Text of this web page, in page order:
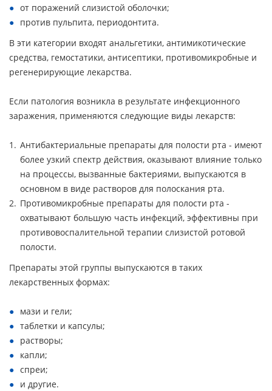
от поражений слизистой оболочки;
против пульпита, периодонтита.
В эти категории входят анальгетики, антимикотические
средства, гемостатики, антисептики, противомикробные и
регенерирующие лекарства.
Если патология возникла в результате инфекционного
заражения, применяются следующие виды лекарств:
Антибактериальные препараты для полости рта - имеют
более узкий спектр действия, оказывают влияние только
на процессы, вызванные бактериями, выпускаются в
основном в виде растворов для полоскания рта.
Противомикробные препараты для полости рта -
охватывают большую часть инфекций, эффективны при
противовоспалительной терапии слизистой ротовой
полости.
Препараты этой группы выпускаются в таких
лекарственных формах:
мази и гели;
таблетки и капсулы;
растворы;
капли;
спреи;
и другие.